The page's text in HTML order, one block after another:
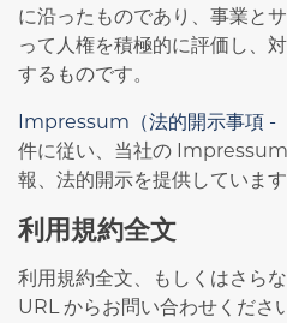
に沿ったものであり、事業と
って人権を積極的に評価し、
するものです。
Impressum（法的開示事項 -
件に従い、当社の
報、法的開示を提供しています
利用規約全文
利用規約全文、もしくはさら
URL からお問い合わせくださ